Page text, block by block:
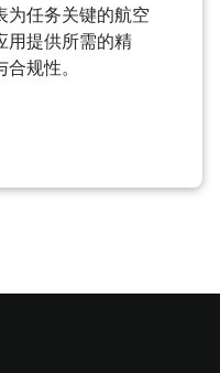
为任务关键的航空
用提供所需的精
规性。